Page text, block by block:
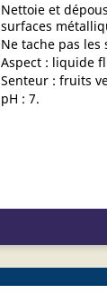
Nettoie et
surfaces
Ne tache pas les
Aspect : liquide
Senteur : fruits
pH : 7.